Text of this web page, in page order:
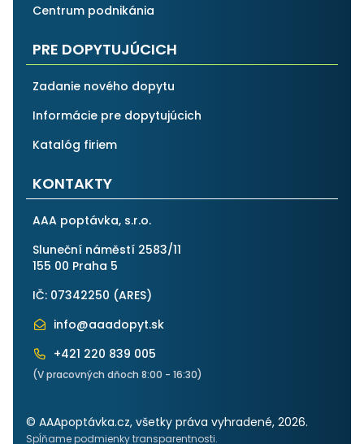
Centrum podnikánia
PRE DOPYTUJÚCICH
Zadanie nového dopytu
Informácie pre dopytujúcich
Katalóg firiem
KONTAKTY
AAA poptávka, s.r.o.
Sluneční náměstí 2583/11
155 00 Praha 5
IČ: 07342250 (ARES)
info@aaadopyt.sk
+421 220 839 005
(V pracovných dňoch 8:00 - 16:30)
© AAApoptávka.cz, všetky práva vyhradené, 2026.
Spĺňame podmienky transparentnosti.